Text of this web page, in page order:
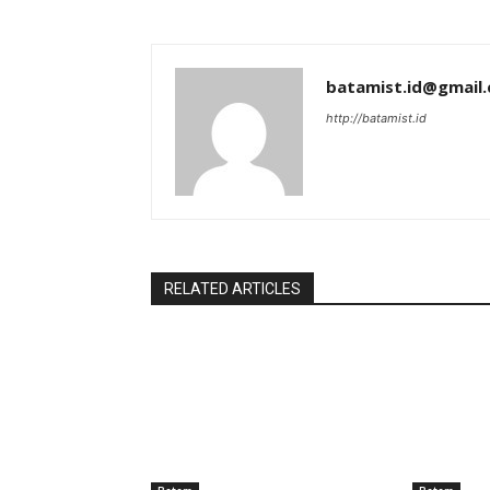
http://batamist.id
RELATED ARTICLES